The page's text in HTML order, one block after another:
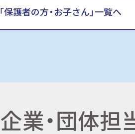
「保護者の方・お子さん」一覧へ
企業・団体担